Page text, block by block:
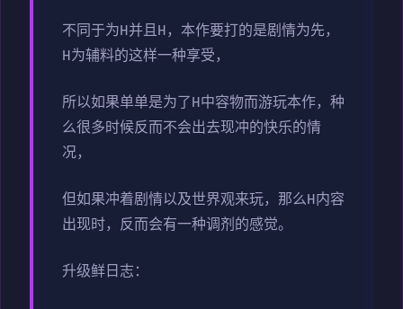
不同于为H并且H，本作要打的是剧情为先，
H为辅料的这样一种享受，
所以如果单单是为了H中容物而游玩本作，种
么很多时候反而不会出去现冲的快乐的情
况，
但如果冲着剧情以及世界观来玩，那么H内容
出现时，反而会有一种调剂的感觉。
升级鲜日志：